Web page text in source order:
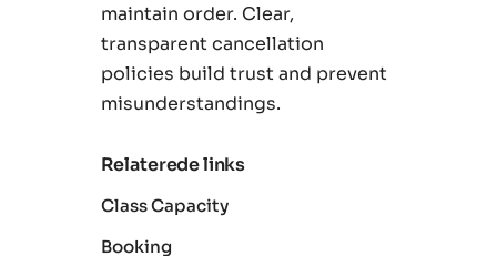
maintain order. Clear,
transparent cancellation
policies build trust and prevent
misunderstandings.
Relaterede links
Class Capacity
Booking